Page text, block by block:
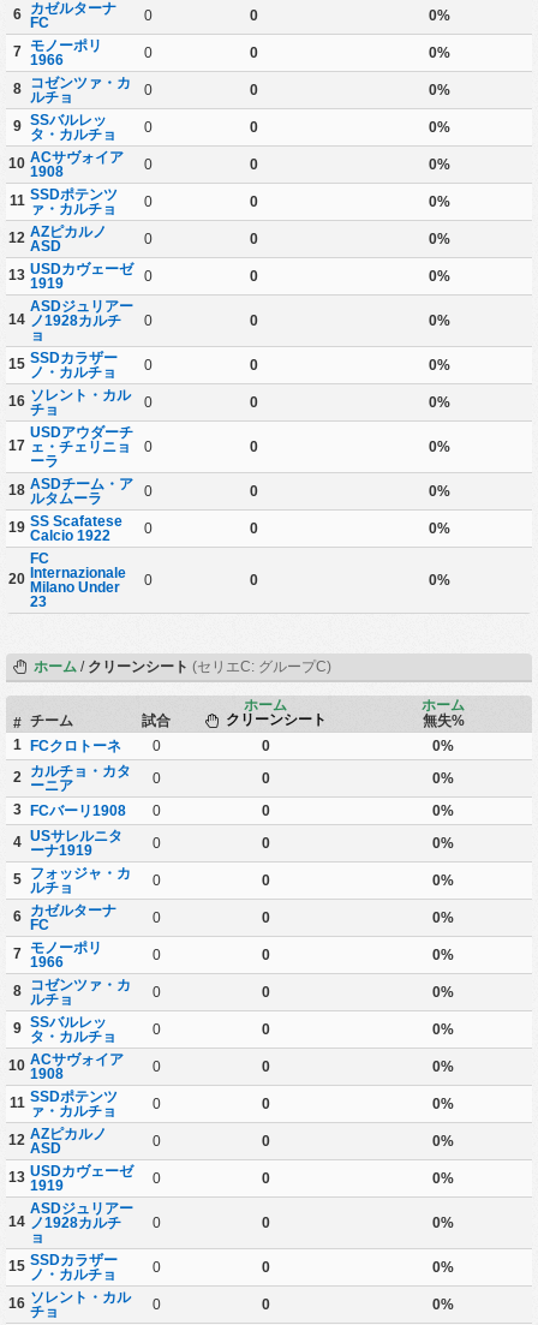
6
カゼルターナ
FC
0 0 0%
7
モノーポリ
1966
0 0 0%
8
コゼンツァ・カ
ルチョ
0 0 0%
9
SSバルレッ
タ・カルチョ
0 0 0%
10 ACサヴォイア
1908
0 0 0%
11 SSDポテンツ
ァ・カルチョ
0 0 0%
12 AZピカルノ
ASD
0 0 0%
13 USDカヴェーゼ
1919
0 0 0%
14
ASDジュリアー
ノ1928カルチ
ョ
0 0 0%
15 SSDカラザー
ノ・カルチョ
0 0 0%
16 ソレント・カル
チョ
0 0 0%
17
USDアウダーチ
ェ・チェリニョ
ーラ
0 0 0%
18 ASDチーム・ア
ルタムーラ
0 0 0%
19 SS Scafatese
Calcio 1922
0 0 0%
20
FC
Internazionale
Milano Under
23
0 0 0%
ホーム /クリーンシート (セリエC: グループC)
# チーム 試合
ホーム
クリーンシート
ホーム
無失%
1 FCクロトーネ 0 0 0%
2
カルチョ・カタ
ーニア
0 0 0%
3 FCバーリ1908 0 0 0%
4
USサレルニタ
ーナ1919
0 0 0%
5
フォッジャ・カ
ルチョ
0 0 0%
6
カゼルターナ
FC
0 0 0%
7
モノーポリ
1966
0 0 0%
8
コゼンツァ・カ
ルチョ
0 0 0%
9
SSバルレッ
タ・カルチョ
0 0 0%
10 ACサヴォイア
1908
0 0 0%
11 SSDポテンツ
ァ・カルチョ
0 0 0%
12 AZピカルノ
ASD
0 0 0%
13 USDカヴェーゼ
1919
0 0 0%
14
ASDジュリアー
ノ1928カルチ
ョ
0 0 0%
15 SSDカラザー
ノ・カルチョ
0 0 0%
16 ソレント・カル
チョ
0 0 0%